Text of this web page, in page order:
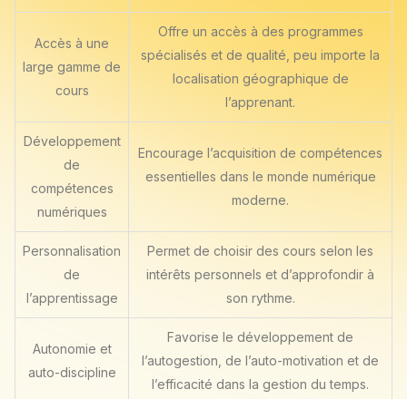
Accès à une
large gamme de
cours
Offre un accès à des programmes
spécialisés et de qualité, peu importe la
localisation géographique de
l’apprenant.
Développement
de
compétences
numériques
Encourage l’acquisition de compétences
essentielles dans le monde numérique
moderne.
Personnalisation
de
l’apprentissage
Permet de choisir des cours selon les
intérêts personnels et d’approfondir à
son rythme.
Autonomie et
auto-discipline
Favorise le développement de
l’autogestion, de l’auto-motivation et de
l’efficacité dans la gestion du temps.